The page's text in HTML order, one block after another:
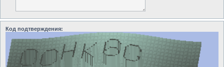
Код подтверждения: